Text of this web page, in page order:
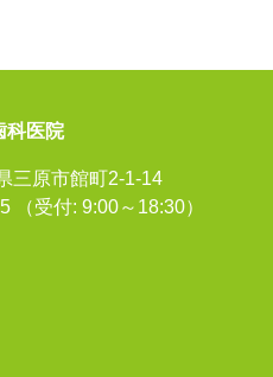
科医院
三原市館町2-1-14
（受付: 9:00～18:30）